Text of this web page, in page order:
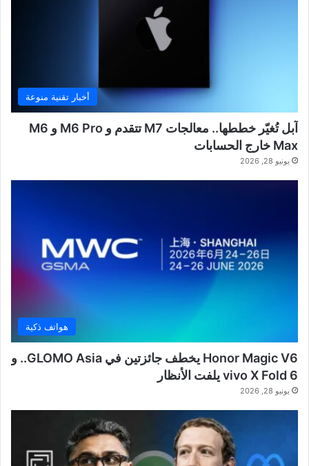
أخبار تقنية منوعة
آبل تُغيّر خططها.. معالجات M7 تتقدم و M6 Pro و M6
Max خارج الحسابات
يونيو 28, 2026
هواتف ذكية
Honor Magic V6 يخطف جائزتين في GLOMO Asia.. و
vivo X Fold 6 يلفت الأنظار
يونيو 28, 2026